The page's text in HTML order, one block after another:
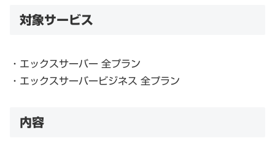
対象サービス
・エックスサーバー 全プラン
・エックスサーバービジネス 全プラン
内容